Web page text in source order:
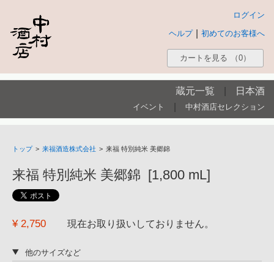
ログイン
初めてのお客様へ
ヘルプ
カートを見る （0）
蔵元一覧 日本酒
イベント 中村酒店セレクション
トップ > 来福酒造株式会社 > 来福 特別純米 美郷錦
来福 特別純米 美郷錦 [1,800 mL]
¥ 2,750 現在お取り扱いしておりません。
他のサイズなど